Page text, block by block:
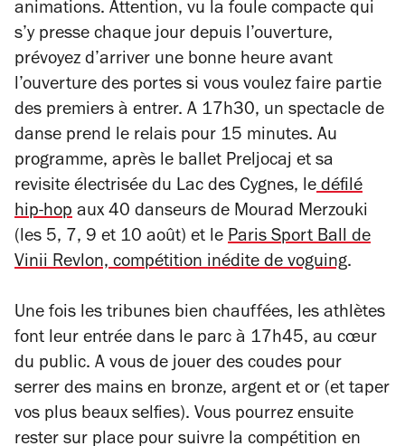
animations. Attention, vu la foule compacte qui
s’y presse chaque jour depuis l’ouverture,
prévoyez d’arriver une bonne heure avant
l’ouverture des portes si vous voulez faire partie
des premiers à entrer. A 17h30, un spectacle de
danse prend le relais pour 15 minutes. Au
programme, après le ballet Preljocaj et sa
revisite électrisée du Lac des Cygnes, le défilé
hip-hop aux 40 danseurs de Mourad Merzouki
(les 5, 7, 9 et 10 août) et le Paris Sport Ball de
Vinii Revlon, compétition inédite de voguing.
Une fois les tribunes bien chauffées, les athlètes
font leur entrée dans le parc à 17h45, au cœur
du public. A vous de jouer des coudes pour
serrer des mains en bronze, argent et or (et taper
vos plus beaux selfies). Vous pourrez ensuite
rester sur place pour suivre la compétition en